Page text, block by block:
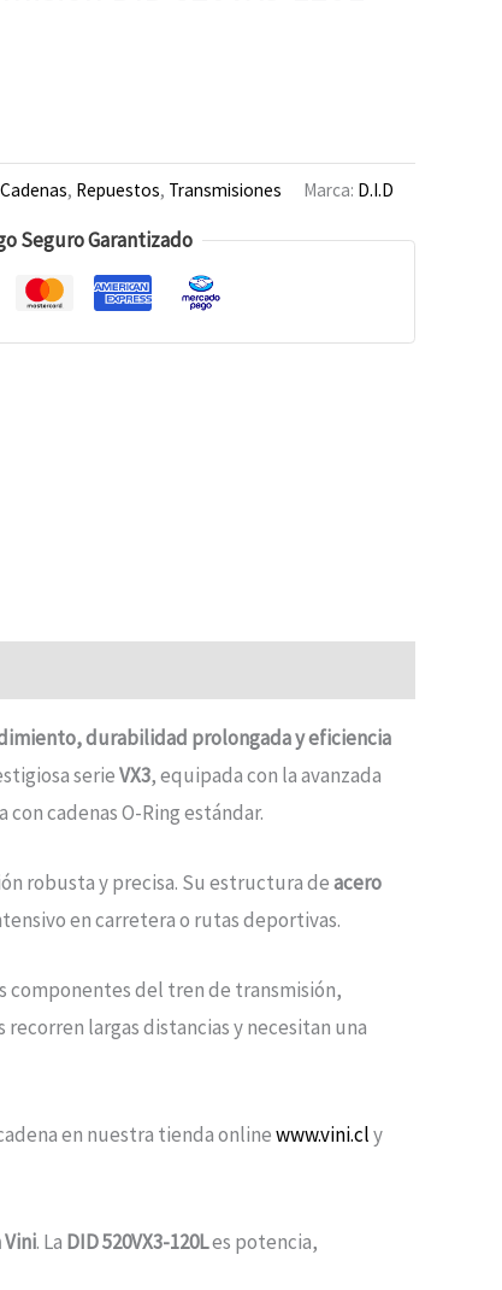
Cadenas, Repuestos, Transmisiones Marca: D.I.D
Seguro Garantizado
durabilidad prolongada y eficiencia
serieVX3, equipada con la avanzada
cadenas O-Ring estándar.
robusta y precisa. Su estructura deacero
en carretera o rutas deportivas.
componentes del tren de transmisión,
largas distancias y necesitan una
en nuestra tienda onlinewww.vini.cly
. La DID 520VX3-120Les potencia,